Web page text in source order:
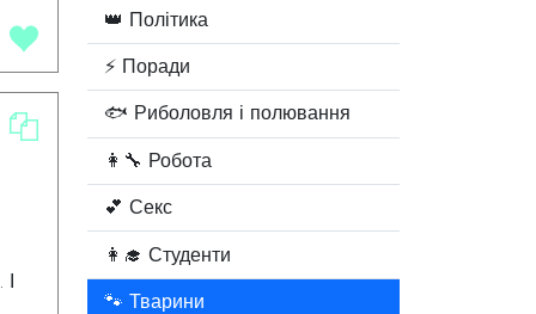
👑 Політика
⚡ Поради
🐟 Риболовля і полювання
👩‍🔧 Робота
💕 Секс
👩‍🎓 Студенти
🐾 Тварини